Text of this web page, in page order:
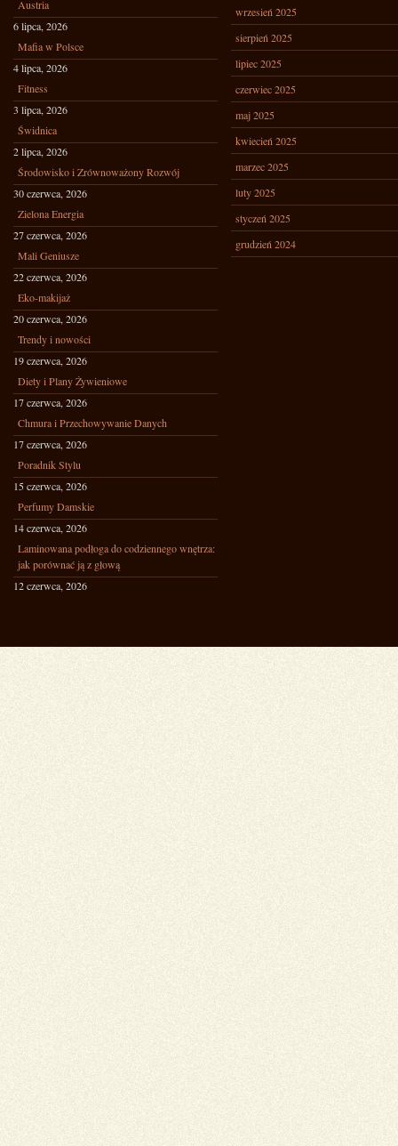
Austria
6 lipca, 2026
Mafia w Polsce
4 lipca, 2026
Fitness
3 lipca, 2026
Świdnica
2 lipca, 2026
Środowisko i Zrównoważony Rozwój
30 czerwca, 2026
Zielona Energia
27 czerwca, 2026
Mali Geniusze
22 czerwca, 2026
Eko-makijaż
20 czerwca, 2026
Trendy i nowości
19 czerwca, 2026
Diety i Plany Żywieniowe
17 czerwca, 2026
Chmura i Przechowywanie Danych
17 czerwca, 2026
Poradnik Stylu
15 czerwca, 2026
Perfumy Damskie
14 czerwca, 2026
Laminowana podłoga do codziennego wnętrza:
jak porównać ją z głową
12 czerwca, 2026
wrzesień 2025
sierpień 2025
lipiec 2025
czerwiec 2025
maj 2025
kwiecień 2025
marzec 2025
luty 2025
styczeń 2025
grudzień 2024